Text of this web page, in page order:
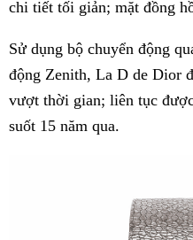
chi tiết tối giản; mặt đồng
Sử dụng bộ chuyển động
động Zenith, La D de Dior
vượt thời gian; liên tục
suốt 15 năm qua.